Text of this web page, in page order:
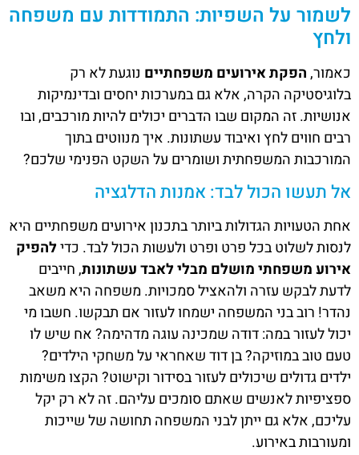
לשמור על השפיות: התמודדות עם משפחה
ולחץ
כאמור,הפקת אירועים משפחתיים נוגעת לא רק
בלוגיסטיקה הקרה, אלא גם במערכות יחסים ובדינמיקות
אנושיות. זה המקום שבו הדברים יכולים להיות מורכבים, ובו
רבים חווים לחץ ואיבוד עשתונות. איך מנווטים בתוך
המורכבות המשפחתית ושומרים על השקט הפנימי שלכם?
אל תעשו הכול לבד: אמנות הדלגציה
אחת הטעויות הגדולות ביותר בתכנון אירועים משפחתיים היא
לנסות לשלוט בכל פרט ופרט ולעשות הכול לבד. כדילהפיק
אירוע משפחתי מושלם מבלי לאבד עשתונות, חייבים
לדעת לבקש עזרה ולהאציל סמכויות. משפחה היא משאב
נהדר! רוב בני המשפחה ישמחו לעזור אם תבקשו. חשבו מי
יכול לעזור במה: דודה שמכינה עוגה מדהימה? אח שיש לו
טעם טוב במוזיקה? בן דוד שאחראי על משחקי הילדים?
ילדים גדולים שיכולים לעזור בסידור וקישוט? הקצו משימות
ספציפיות לאנשים שאתם סומכים עליהם. זה לא רק יקל
עליכם, אלא גם ייתן לבני המשפחה תחושה של שייכות
ומעורבות באירוע.